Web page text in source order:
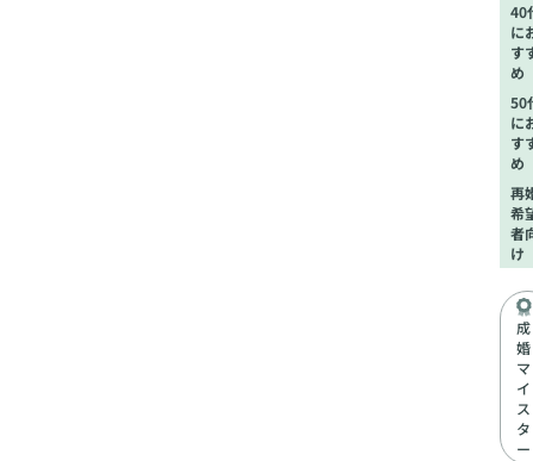
40
に
す
め
50
に
す
め
再
希
者
け
成
婚
マ
イ
ス
タ
ー